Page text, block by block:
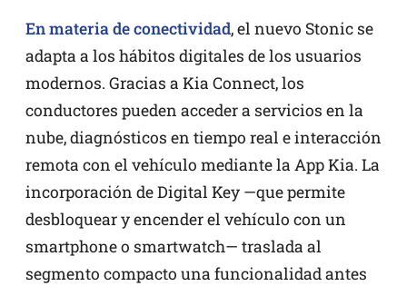
En materia de conectividad, el nuevo Stonic se
adapta a los hábitos digitales de los usuarios
modernos. Gracias a Kia Connect, los
conductores pueden acceder a servicios en la
nube, diagnósticos en tiempo real e interacción
remota con el vehículo mediante la App Kia. La
incorporación de Digital Key —que permite
desbloquear y encender el vehículo con un
smartphone o smartwatch— traslada al
segmento compacto una funcionalidad antes